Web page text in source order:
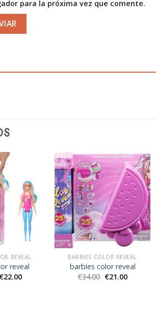
para la próxima vez que comente.
REVEAL
reveal
€22.00
BARBIES COLOR REVEAL
barbies color reveal
€34.00 €21.00